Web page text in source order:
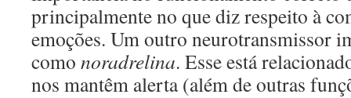
principalmente no que diz respeito à
emoções. Um outro neurotransmissor
como noradrelina. Esse está
nos mantêm alerta (além de outras